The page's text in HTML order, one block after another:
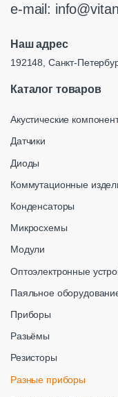
e-mail:
Наш адрес
192148, Санкт-
Каталог товаров
Акустические
Датчики
Диоды
Коммутационные
Конденсаторы
Микросхемы
Модули
Оптоэлектронные
Паяльное
Приборы
Разьёмы
Резисторы
Разные приборы